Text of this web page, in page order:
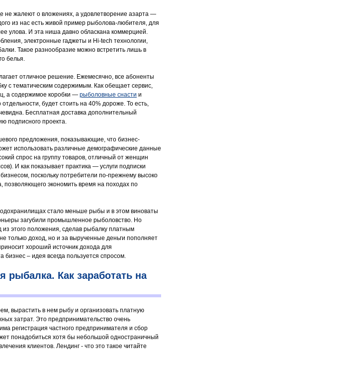
не жалеют о вложениях, а удовлетворение азарта —
из нас есть живой пример рыболова-любителя, для
улова. И эта ниша давно обласкана коммерцией.
электронные гаджеты и Hi-tech технологии,
Такое разнообразие можно встретить лишь в
белья.
отличное решение. Ежемесячно, все абоненты
с тематическим содержимым. Как обещает сервис,
а содержимое коробки — рыболовные снасти и
будет стоить на 40% дороже. То есть,
Бесплатная доставка дополнительный
подписного проекта.
предложения, показывающие, что бизнес-
использовать различные демографические данные
спрос на группу товаров, отличный от женщин
И как показывает практика — услуги подписки
поскольку потребители по-прежнему высоко
позволяющего экономить время на походах по
стало меньше рыбы и в этом виноваты
загубили промышленное рыболовство. Но
этого положения, сделав рыбалку платным
только доход, но и за вырученные деньги пополняет
хороший источник дохода для
бизнес – идея всегда пользуется спросом.
рыбалка. Как заработать на
вырастить в нем рыбу и организовать платную
затрат. Это предпринимательство очень
регистрация частного предпринимателя и сбор
понадобиться хотя бы небольшой одностраничный
клиентов. Лендинг - что это такое читайте